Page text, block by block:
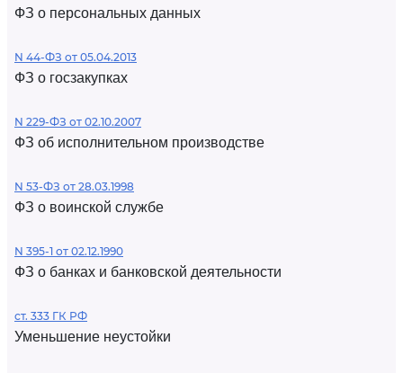
ФЗ о персональных данных
N 44-ФЗ от 05.04.2013
ФЗ о госзакупках
N 229-ФЗ от 02.10.2007
ФЗ об исполнительном производстве
N 53-ФЗ от 28.03.1998
ФЗ о воинской службе
N 395-1 от 02.12.1990
ФЗ о банках и банковской деятельности
ст. 333 ГК РФ
Уменьшение неустойки